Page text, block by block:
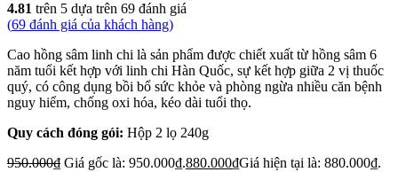
4.81 trên 5 dựa trên 69 đánh giá
(69 đánh giá của khách hàng)
Cao hồng sâm linh chi là sản phẩm được chiết xuất từ hồng sâm 6
năm tuổi kết hợp với linh chi Hàn Quốc, sự kết hợp giữa 2 vị thuốc
quý, có công dụng bồi bổ sức khỏe và phòng ngừa nhiều căn bệnh
nguy hiểm, chống oxi hóa, kéo dài tuổi thọ.
Quy cách đóng gói: Hộp 2 lọ 240g
950.000₫ Giá gốc là: 950.000₫.880.000₫Giá hiện tại là: 880.000₫.